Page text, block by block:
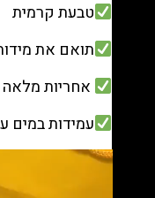
טבעת קרמית
תואם את
אחריות מלאה ל 12
עמידות במים עד 100
נגן